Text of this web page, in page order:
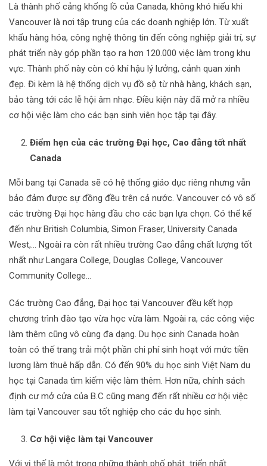
Là thành phố cảng khổng lồ của Canada, không khó hiểu khi
Vancouver là nơi tập trung của các doanh nghiệp lớn. Từ xuất
khẩu hàng hóa, công nghệ thông tin đến công nghiệp giải trí, sự
phát triển này góp phần tạo ra hơn 120.000 việc làm trong khu
vực. Thành phố này còn có khí hậu lý lưởng, cảnh quan xinh
đẹp. Đi kèm là hệ thống dịch vụ đồ sộ từ nhà hàng, khách sạn,
bảo tàng tới các lễ hội âm nhạc. Điều kiện này đã mở ra nhiều
cơ hội việc làm cho các bạn sinh viên học tập tại đây.
Điểm hẹn của các trường Đại học, Cao đẳng tốt nhất
Canada
Mỗi bang tại Canada sẽ có hệ thống giáo dục riêng nhưng vẫn
bảo đảm được sự đồng đều trên cả nước. Vancouver có vô số
các trường Đại học hàng đầu cho các bạn lựa chọn. Có thể kể
đến như British Columbia, Simon Fraser, University Canada
West,… Ngoài ra còn rất nhiều trường Cao đẳng chất lượng tốt
nhất như Langara College, Douglas College, Vancouver
Community College…
Các trường Cao đẳng, Đại học tại Vancouver đều kết hợp
chương trình đào tạo vừa học vừa làm. Ngoài ra, các công việc
làm thêm cũng vô cùng đa dạng. Du học sinh Canada hoàn
toàn có thế trang trải một phần chi phí sinh hoạt với mức tiền
lương làm thuê hấp dẫn. Có đến 90% du học sinh Việt Nam du
học tại Canada tìm kiếm việc làm thêm. Hơn nữa, chính sách
định cư mở cửa của B.C cũng mang đến rất nhiều cơ hội việc
làm tại Vancouver sau tốt nghiệp cho các du học sinh.
Cơ hội việc làm tại Vancouver
Với vị thế là một trong những thành phố phát triển nhất